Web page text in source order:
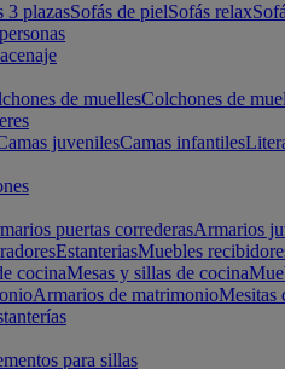
3 plazasSofás de pielSofás relax
de muellesColchones de
juvenilesCamas infantiles
puertas correderasArmarios
EstanteriasMuebles
cocinaMesas y sillas de cocina
Armarios de matrimonioMesitas
para sillas